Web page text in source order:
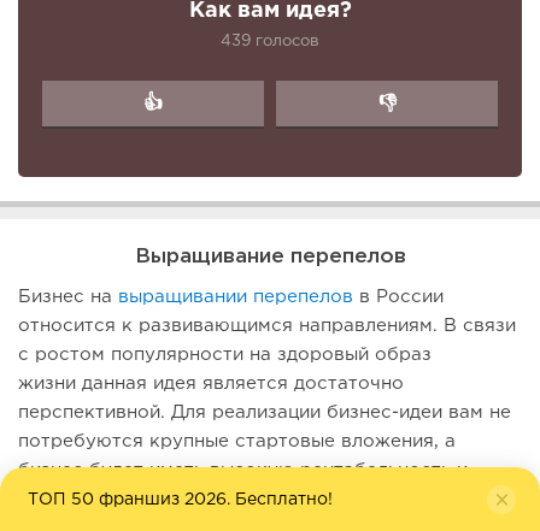
Как вам идея?
439 голосов
👍 👎
Выращивание перепелов
Бизнес на выращивании перепелов в России
относится к развивающимся направлениям. В связи
с ростом популярности на здоровый образ
жизни данная идея является достаточно
перспективной. Для реализации бизнес-идеи вам не
потребуются крупные стартовые вложения, а
бизнес будет иметь высокую рентабельность и
быструю окупаемость.
ТОП 50 франшиз 2026. Бесплатно!